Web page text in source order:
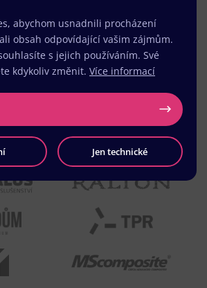
abychom usnadnili procházení
obsah odpovídající vašim zájmům.
s jejich používáním. Své
kdykoliv změnit. Více informací
Jen technické